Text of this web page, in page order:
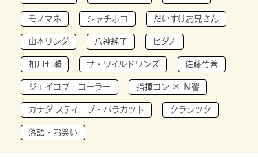
モノマネ シャチホコ だいすけお兄さん
山本リンダ 八神純子 ヒダノ
相川七瀬 ザ・ワイルドワンズ 佐藤竹善
ジェイコブ・コーラー 指揮コン × Ｎ響
カナダ スティーブ・バラカット クラシック
落語・お笑い